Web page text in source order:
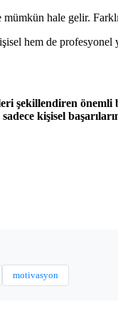
hale gelir.
hem de profesyonel
şekillendiren
kişisel
motivasyon